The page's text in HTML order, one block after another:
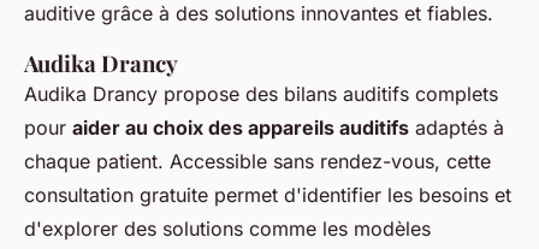
auditive grâce à des solutions innovantes et fiables.
Audika Drancy
Audika Drancy propose des bilans auditifs complets
pour aider au choix des appareils auditifs adaptés à
chaque patient. Accessible sans rendez-vous, cette
consultation gratuite permet d'identifier les besoins et
d'explorer des solutions comme les modèles